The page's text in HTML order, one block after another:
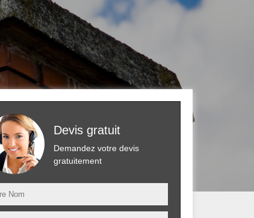
Devis gratuit
Demandez votre devis
gratuitement